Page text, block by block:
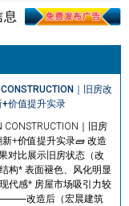
｜旧房改
价值提升实录
CONSTRUCTION｜旧房
+价值提升实录🧱 改造
对比展示旧房状态（改
构* 表面褪色、风化明显
代感* 房屋市场吸引力较
⸻改造后（宏晨建筑